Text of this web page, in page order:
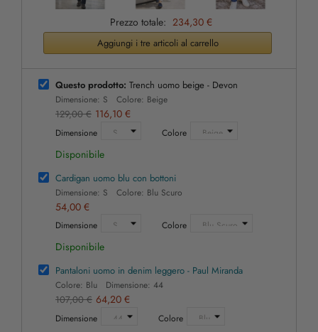
Prezzo totale: 234,30 €
Aggiungi i tre articoli al carrello
Questo prodotto: Trench uomo beige - Devon
Dimensione: S Colore: Beige
129,00 € 116,10 €
Dimensione Colore
Disponibile
Cardigan uomo blu con bottoni
Dimensione: S Colore: Blu Scuro
54,00 €
Dimensione Colore
Disponibile
Pantaloni uomo in denim leggero - Paul Miranda
Colore: Blu Dimensione: 44
107,00 € 64,20 €
Dimensione Colore